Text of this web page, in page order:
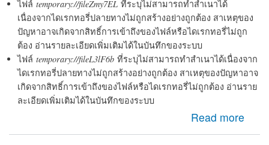
ไฟล์temporary://fileZmy7EL ที่ระบุไม่สามารถทำสำเนาได้
เนื่องจากไดเรกทอรี่ปลายทางไม่ถูกสร้างอย่างถูกต้อง สาเหตุของ
ปัญหาอาจเกิดจากสิทธิ์การเข้าถึงของไฟล์หรือไดเรกทอรี่ไม่ถูก
ต้อง อ่านรายละเอียดเพิ่มเติมได้ในบันทึกของระบบ
ไฟล์temporary://fileL3lF6b ที่ระบุไม่สามารถทำสำเนาได้เนื่องจาก
ไดเรกทอรี่ปลายทางไม่ถูกสร้างอย่างถูกต้อง สาเหตุของปัญหาอาจ
เกิดจากสิทธิ์การเข้าถึงของไฟล์หรือไดเรกทอรี่ไม่ถูกต้อง อ่านราย
ละเอียดเพิ่มเติมได้ในบันทึกของระบบ
Read more
about drupal 7 error ต้องแก้ไขจุดไหนครับ